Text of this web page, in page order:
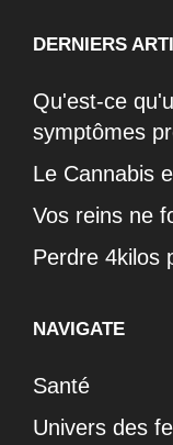
DERNIERS
Qu'est-ce
symptômes
Le Cannabis
Vos reins ne
Perdre 4kilos
NAVIGATE
Santé
Univers des